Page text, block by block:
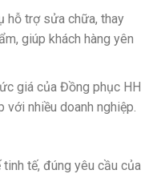
hỗ trợ sửa chữa, thay
giúp khách hàng yên
giá của Đồng phục HH
với nhiều doanh nghiệp.
tế, đúng yêu cầu của